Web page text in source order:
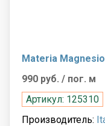
Materia
990 руб. / пог. м
Артикул: 125310
Производитель: